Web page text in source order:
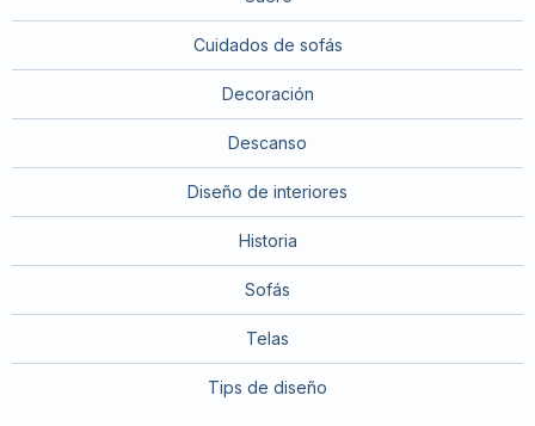
Cuidados de sofás
Decoración
Descanso
Diseño de interiores
Historia
Sofás
Telas
Tips de diseño